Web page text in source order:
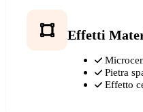
Effetti
Pietra
Effetto